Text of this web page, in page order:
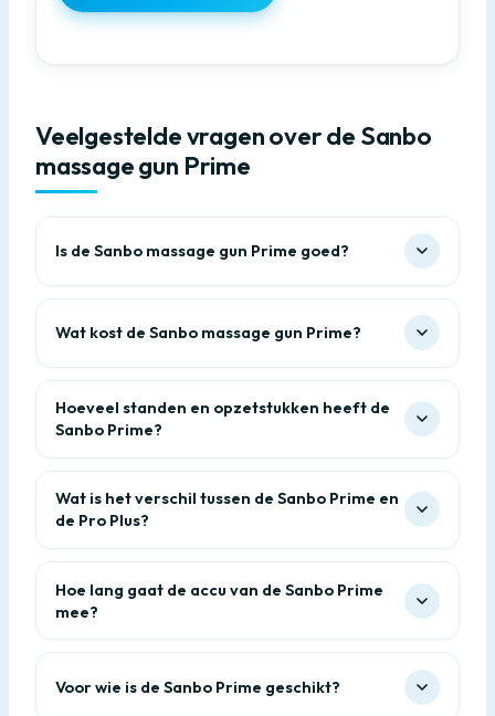
Veelgestelde vragen over de Sanbo
massage gun Prime
Is de Sanbo massage gun Prime goed?
Wat kost de Sanbo massage gun Prime?
Hoeveel standen en opzetstukken heeft de
Sanbo Prime?
Wat is het verschil tussen de Sanbo Prime en
de Pro Plus?
Hoe lang gaat de accu van de Sanbo Prime
mee?
Voor wie is de Sanbo Prime geschikt?